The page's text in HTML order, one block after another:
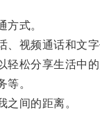
式。
频通话和文字
松分享生活中的
。
间的距离。